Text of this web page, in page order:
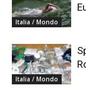
Italia / Mondo
Italia / Mondo